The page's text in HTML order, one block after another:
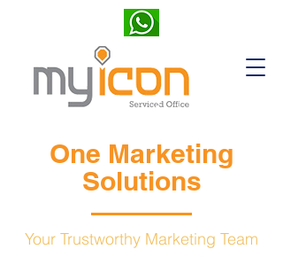
Your Trustworthy Marketing Team
One Marketing
Solutions